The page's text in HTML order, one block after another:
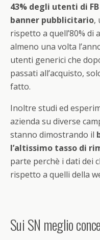
43% degli utenti di
banner pubblicitario,
rispetto a quell’80%
almeno una volta
utenti generici che
passati all’acquisto,
fatto.
Inoltre studi ed
azienda su diverse
stanno dimostrando il
l’altissimo tasso di
parte perchè i dati dei
rispetto a quelli della
Sui SN meglio